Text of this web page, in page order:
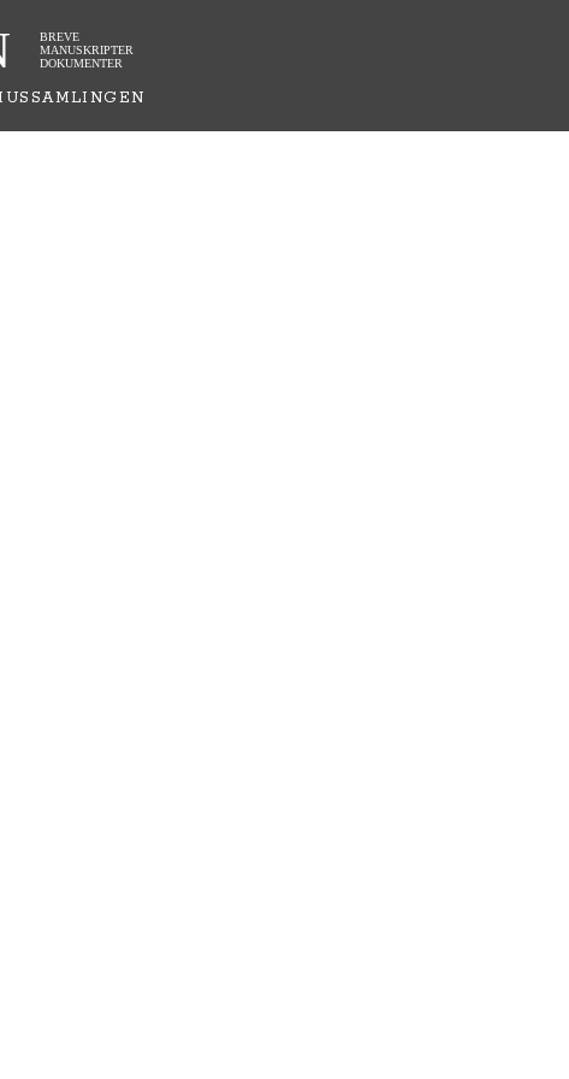
BREVE
MANUSKRIPTER
DOKUMENTER